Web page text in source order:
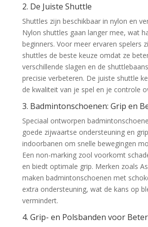
2. De Juiste Shuttle
Shuttles zijn beschikbaar in nylon en
Nylon shuttles gaan langer mee, wat
beginners. Voor meer ervaren spelers
shuttles de beste keuze omdat ze
verschillende slagen en de
precisie verbeteren. De juiste shuttle
de kwaliteit van je spel en je controle
3. Badmintonschoenen: Grip en
Speciaal ontworpen
goede zijwaartse ondersteuning en
indoorbanen om snelle bewegingen
Een non-marking zool voorkomt
en biedt optimale grip. Merken zoals
maken badmintonschoenen met
extra ondersteuning, wat de kans op
vermindert.
4. Grip- en Polsbanden voor